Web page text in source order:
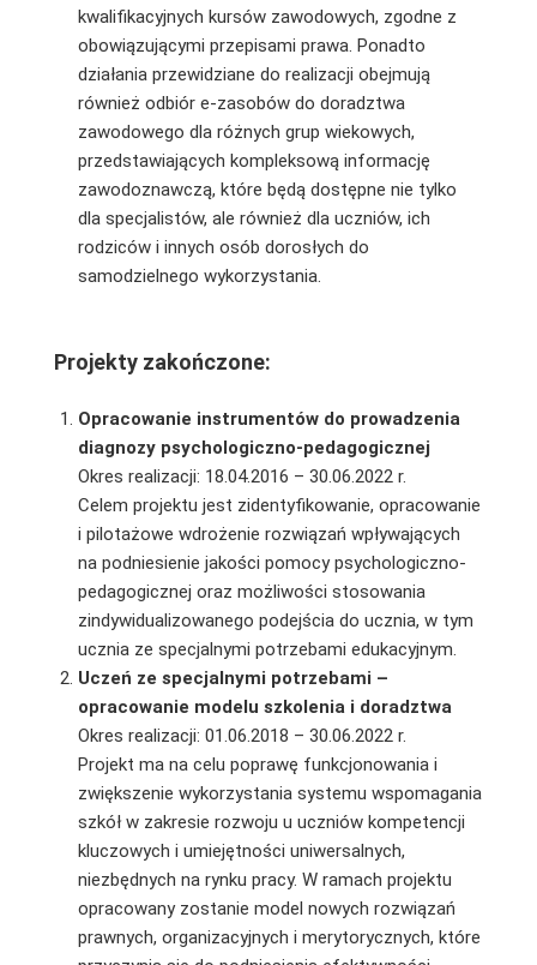
kwalifikacyjnych kursów zawodowych, zgodne z
obowiązującymi przepisami prawa. Ponadto
działania przewidziane do realizacji obejmują
również odbiór e-zasobów do doradztwa
zawodowego dla różnych grup wiekowych,
przedstawiających kompleksową informację
zawodoznawczą, które będą dostępne nie tylko
dla specjalistów, ale również dla uczniów, ich
rodziców i innych osób dorosłych do
samodzielnego wykorzystania.
Projekty zakończone:
Opracowanie instrumentów do prowadzenia
diagnozy psychologiczno-pedagogicznej
Okres realizacji: 18.04.2016 – 30.06.2022 r.
Celem projektu jest zidentyfikowanie, opracowanie
i pilotażowe wdrożenie rozwiązań wpływających
na podniesienie jakości pomocy psychologiczno-
pedagogicznej oraz możliwości stosowania
zindywidualizowanego podejścia do ucznia, w tym
ucznia ze specjalnymi potrzebami edukacyjnym.
Uczeń ze specjalnymi potrzebami –
opracowanie modelu szkolenia i doradztwa
Okres realizacji: 01.06.2018 – 30.06.2022 r.
Projekt ma na celu poprawę funkcjonowania i
zwiększenie wykorzystania systemu wspomagania
szkół w zakresie rozwoju u uczniów kompetencji
kluczowych i umiejętności uniwersalnych,
niezbędnych na rynku pracy. W ramach projektu
opracowany zostanie model nowych rozwiązań
prawnych, organizacyjnych i merytorycznych, które